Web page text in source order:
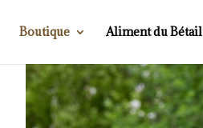
Boutique Aliment du Bétail